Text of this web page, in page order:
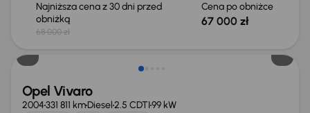
Najniższa cena z 30 dni przed
obniżką
68 000 zł
Cena po obniżce
67 000 zł
Świeżo skupione
Opel Vivaro
2004331 811 kmDiesel2.5 CDTI99 kW